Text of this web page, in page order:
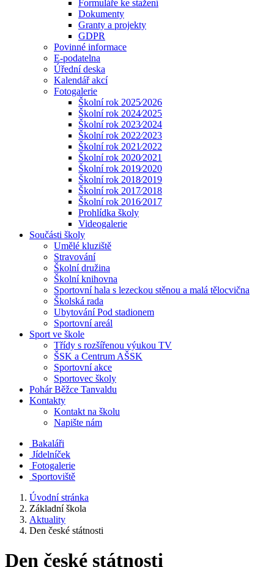
Formuláře ke stažení
Dokumenty
Granty a projekty
GDPR
Povinné informace
E-podatelna
Úřední deska
Kalendář akcí
Fotogalerie
Školní rok 2025⁄2026
Školní rok 2024⁄2025
Školní rok 2023⁄2024
Školní rok 2022⁄2023
Školní rok 2021⁄2022
Školní rok 2020⁄2021
Školní rok 2019⁄2020
Školní rok 2018⁄2019
Školní rok 2017⁄2018
Školní rok 2016⁄2017
Prohlídka školy
Videogalerie
Součásti školy
Umělé kluziště
Stravování
Školní družina
Školní knihovna
Sportovní hala s lezeckou stěnou a malá tělocvična
Školská rada
Ubytování Pod stadionem
Sportovní areál
Sport ve škole
Třídy s rozšířenou výukou TV
ŠSK a Centrum AŠSK
Sportovní akce
Sportovec školy
Pohár Běžce Tanvaldu
Kontakty
Kontakt na školu
Napište nám
Bakaláři
Jídelníček
Fotogalerie
Sportoviště
Úvodní stránka
Základní škola
Aktuality
Den české státnosti
Den české státnosti